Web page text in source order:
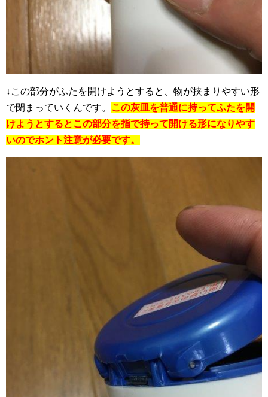
↓この部分がふたを開けようとすると、物が挟まりやすい形
で閉まっていくんです。 この灰皿を普通に持ってふたを開
けようとするとこの部分を指で持って開ける形になりやす
いのでホント注意が必要です。